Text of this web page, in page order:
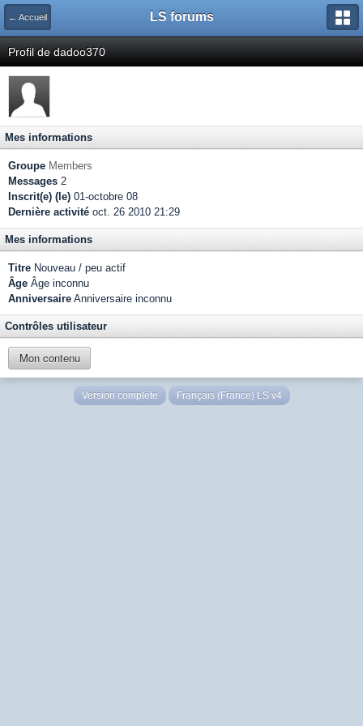
← Accueil LS forums
Profil de dadoo370
Mes informations
Groupe Members
Messages 2
Inscrit(e) (le) 01-octobre 08
Dernière activité oct. 26 2010 21:29
Mes informations
Titre Nouveau / peu actif
Âge Âge inconnu
Anniversaire Anniversaire inconnu
Contrôles utilisateur
Mon contenu
Version complète Français (France) LS v4